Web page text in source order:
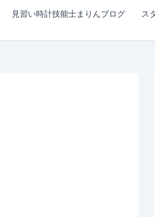
見習い時計技能士まりんブログ
ス